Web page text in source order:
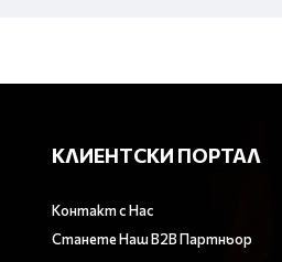
КЛИЕНТСКИ ПОРТАЛ
Контакт с Нас
Станете Наш B2B Партньор